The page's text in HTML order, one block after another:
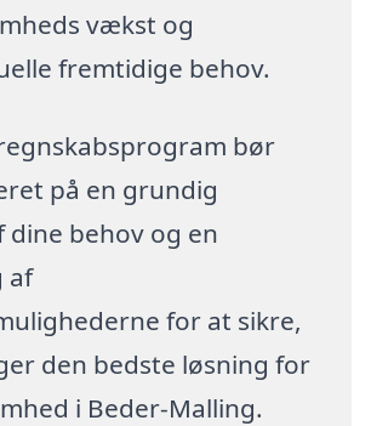
vækst og
fremtidige behov.
bør
på en grundig
dine behov og en
af
for at sikre,
den bedste løsning for
i Beder-Malling.